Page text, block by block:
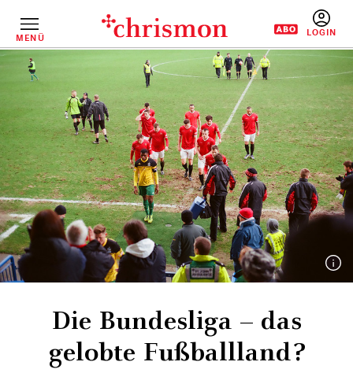
InhaltMENÜ
Die Bundesliga – das
gelobte Fußballland?